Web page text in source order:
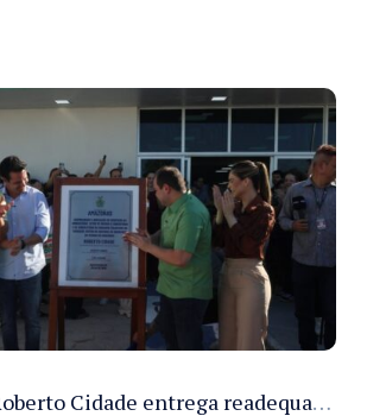
Governador Roberto Cidade entrega readequação do ambulatório da FCecon e amplia capacidade de atendimento oncológico em Manaus